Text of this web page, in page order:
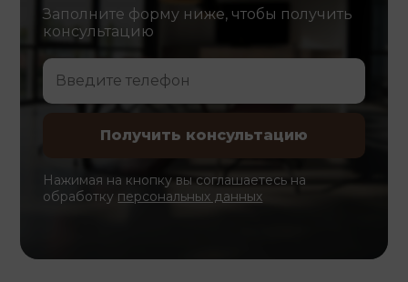
Заполните форму ниже, чтобы получить
консультацию
Нажимая на кнопку вы соглашаетесь на
обработку персональных данных